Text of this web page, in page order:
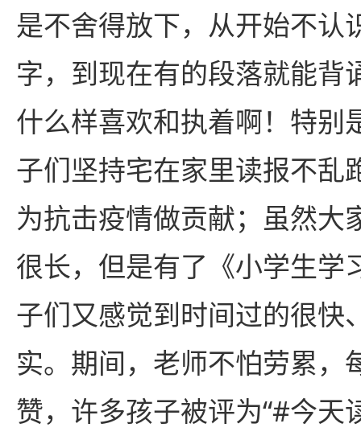
是不舍得放下，从开始不认
字，到现在有的段落就能背
什么样喜欢和执着啊！特别
子们坚持宅在家里读报不乱
为抗击疫情做贡献；虽然大
很长，但是有了《小学生学
子们又感觉到时间过的很快
实。期间，老师不怕劳累，
赞，许多孩子被评为“#今天